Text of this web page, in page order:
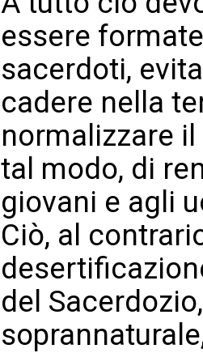
essere
sacerdoti,
cadere nella
tal modo, di
giovani e agli
Ciò, al
del